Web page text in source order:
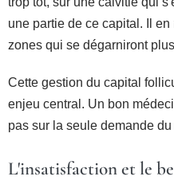
une partie de ce capital. Il
zones qui se dégarniront
Cette gestion du capital
enjeu central. Un bon
pas sur la seule demande du
L'insatisfaction et le